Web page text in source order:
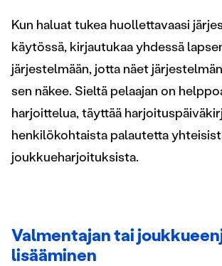
Kun haluat tukea huollettavaasi
käytössä, kirjautukaa yhdessä
järjestelmään, jotta näet
sen näkee. Sieltä pelaajan on
harjoittelua, täyttää
henkilökohtaista palautetta
joukkueharjoituksista.
Valmentajan tai
lisääminen